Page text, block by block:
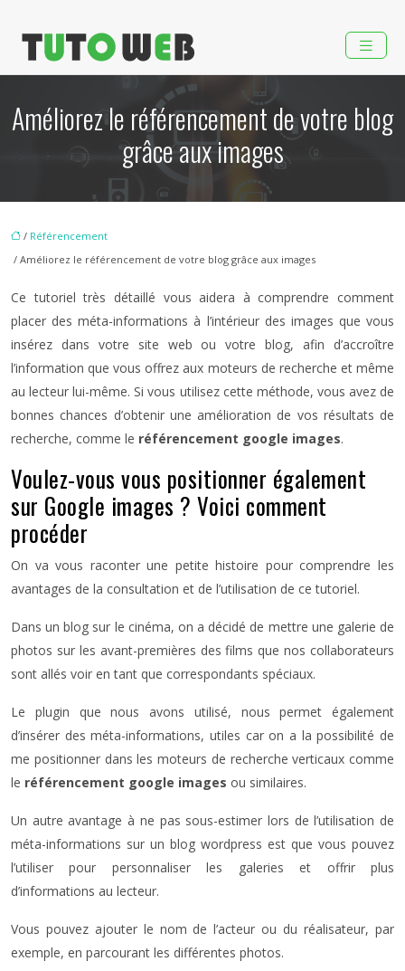
Améliorez le référencement de votre blog
grâce aux images
/ Référencement
/ Améliorez le référencement de votre blog grâce aux images
Ce tutoriel très détaillé vous aidera à comprendre comment
placer des méta-informations à l’intérieur des images que vous
insérez dans votre site web ou votre blog, afin d’accroître
l’information que vous offrez aux moteurs de recherche et même
au lecteur lui-même. Si vous utilisez cette méthode, vous avez de
bonnes chances d’obtenir une amélioration de vos résultats de
recherche, comme le référencement google images.
Voulez-vous vous positionner également
sur Google images ? Voici comment
procéder
On va vous raconter une petite histoire pour comprendre les
avantages de la consultation et de l’utilisation de ce tutoriel.
Dans un blog sur le cinéma, on a décidé de mettre une galerie de
photos sur les avant-premières des films que nos collaborateurs
sont allés voir en tant que correspondants spéciaux.
Le plugin que nous avons utilisé, nous permet également
d’insérer des méta-informations, utiles car on a la possibilité de
me positionner dans les moteurs de recherche verticaux comme
le référencement google images ou similaires.
Un autre avantage à ne pas sous-estimer lors de l’utilisation de
méta-informations sur un blog wordpress est que vous pouvez
l’utiliser pour personnaliser les galeries et offrir plus
d’informations au lecteur.
Vous pouvez ajouter le nom de l’acteur ou du réalisateur, par
exemple, en parcourant les différentes photos.